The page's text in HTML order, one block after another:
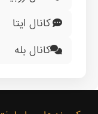
کانال ایتا
کانال بله